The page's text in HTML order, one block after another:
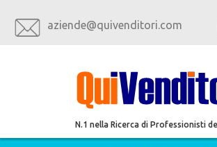
aziende@quivenditori.com
N.1 nella Ricerca di Professionisti